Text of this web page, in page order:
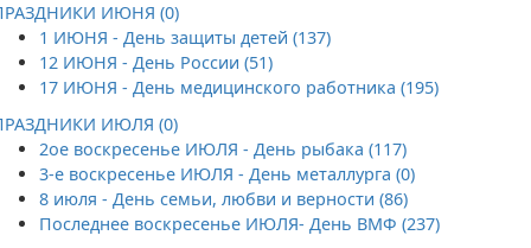
ИЮНЯ (0)
1 ИЮНЯ - День защиты детей (137)
12 ИЮНЯ - День России (51)
17 ИЮНЯ - День медицинского работника (195)
ИЮЛЯ (0)
2ое воскресенье ИЮЛЯ - День рыбака (117)
3-е воскресенье ИЮЛЯ - День металлурга (0)
8 июля - День семьи, любви и верности (86)
Последнее воскресенье ИЮЛЯ- День ВМФ (237)